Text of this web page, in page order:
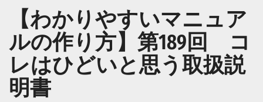
【わかりやすいマニュア
ルの作り方】第189回 コ
レはひどいと思う取扱説
明書